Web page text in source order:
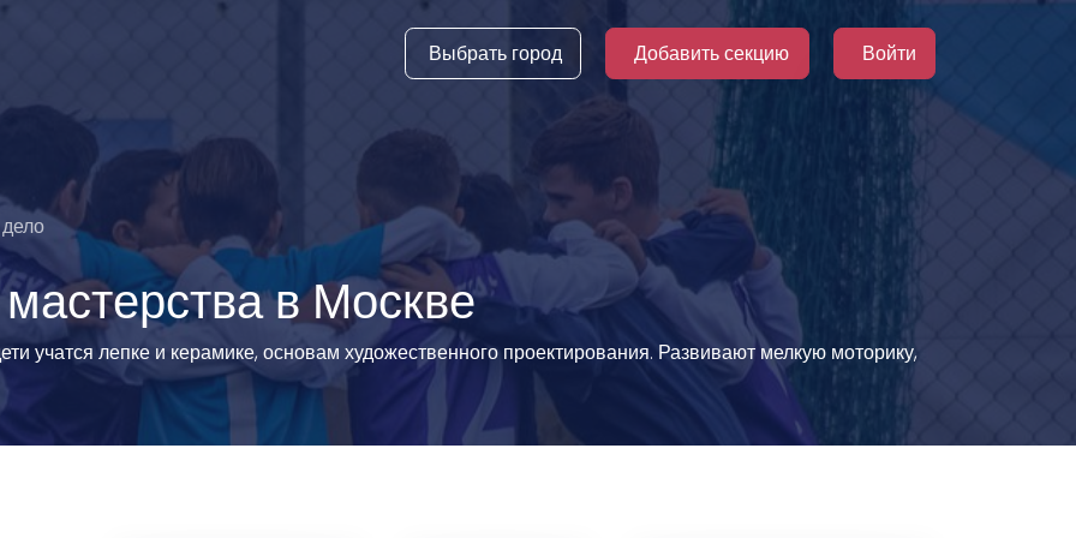
виды
спорта
Выбрать город Добавить секцию Войти
в Москве
учатся лепке и керамике, основам художественного проектирования. Развивают мелкую моторику,